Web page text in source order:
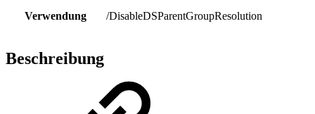
Verwendung /DisableDSParentGroupResolution
Beschreibung